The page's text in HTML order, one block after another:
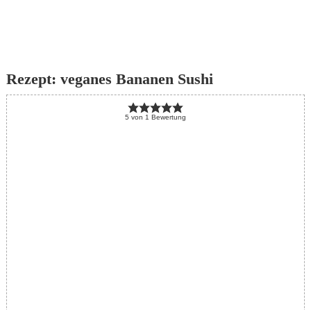
Rezept: veganes Bananen Sushi
5 von 1 Bewertung